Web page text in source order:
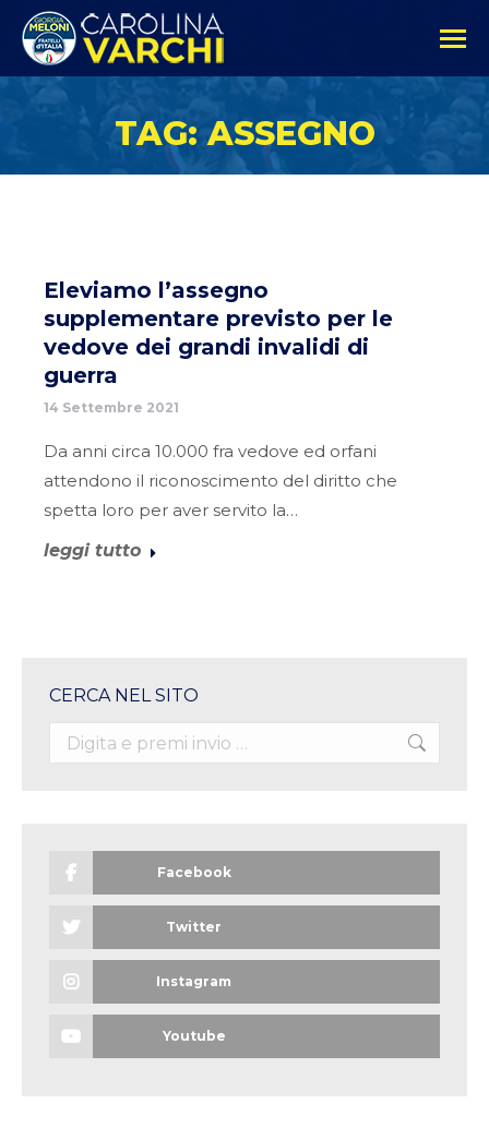
TAG: ASSEGNO
Eleviamo l’assegno
supplementare previsto per le
vedove dei grandi invalidi di
guerra
14 Settembre 2021
Da anni circa 10.000 fra vedove ed orfani
attendono il riconoscimento del diritto che
spetta loro per aver servito la…
leggi tutto
CERCA NEL SITO
Search:
Facebook
Twitter
Instagram
Youtube